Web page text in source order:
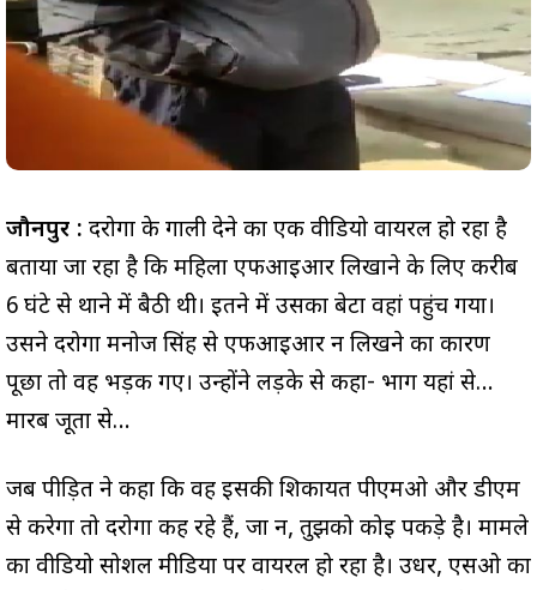
जौनपुर : दरोगा के गाली देने का एक वीडियो वायरल हो रहा है
बताया जा रहा है कि महिला एफआईआर लिखाने के लिए करीब
6 घंटे से थाने में बैठी थी। इतने में उसका बेटा वहां पहुंच गया।
उसने दरोगा मनोज सिंह से एफआईआर न लिखने का कारण
पूछा तो वह भड़क गए। उन्होंने लड़के से कहा- भाग यहां से…
मारब जूता से…
जब पीड़ित ने कहा कि वह इसकी शिकायत पीएमओ और डीएम
से करेगा तो दरोगा कह रहे हैं, जा न, तुझको कोई पकड़े है। मामले
का वीडियो सोशल मीडिया पर वायरल हो रहा है। उधर, एसओ का